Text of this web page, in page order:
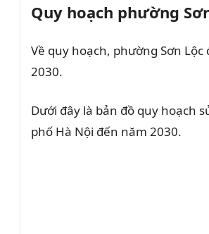
Quy hoạch phường
Về quy hoạch, phường Sơn
2030.
Dưới đây là bản đồ quy hoạch
phố Hà Nội đến năm 2030.